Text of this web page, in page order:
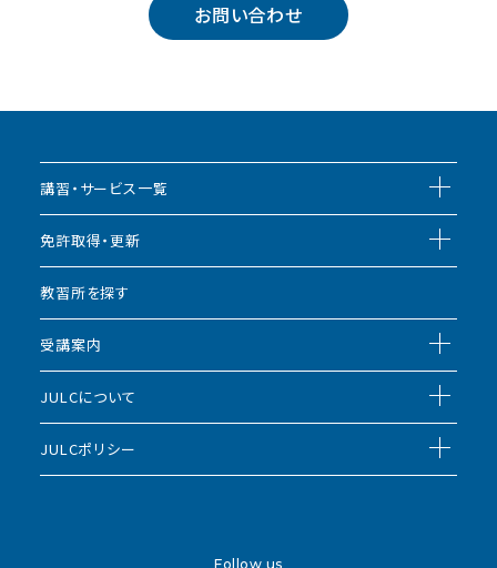
お問い合わせ
講習・サービス一覧
免許取得・更新
教習所を探す
受講案内
JULCについて
JULCポリシー
Follow us